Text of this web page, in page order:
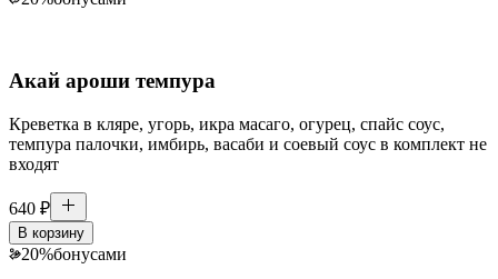
Акай ароши темпура
Креветка в кляре, угорь, икра масаго, огурец, спайс соус,
темпура палочки, имбирь, васаби и соевый соус в комплект не
входят
640 ₽
В корзину
20%бонусами